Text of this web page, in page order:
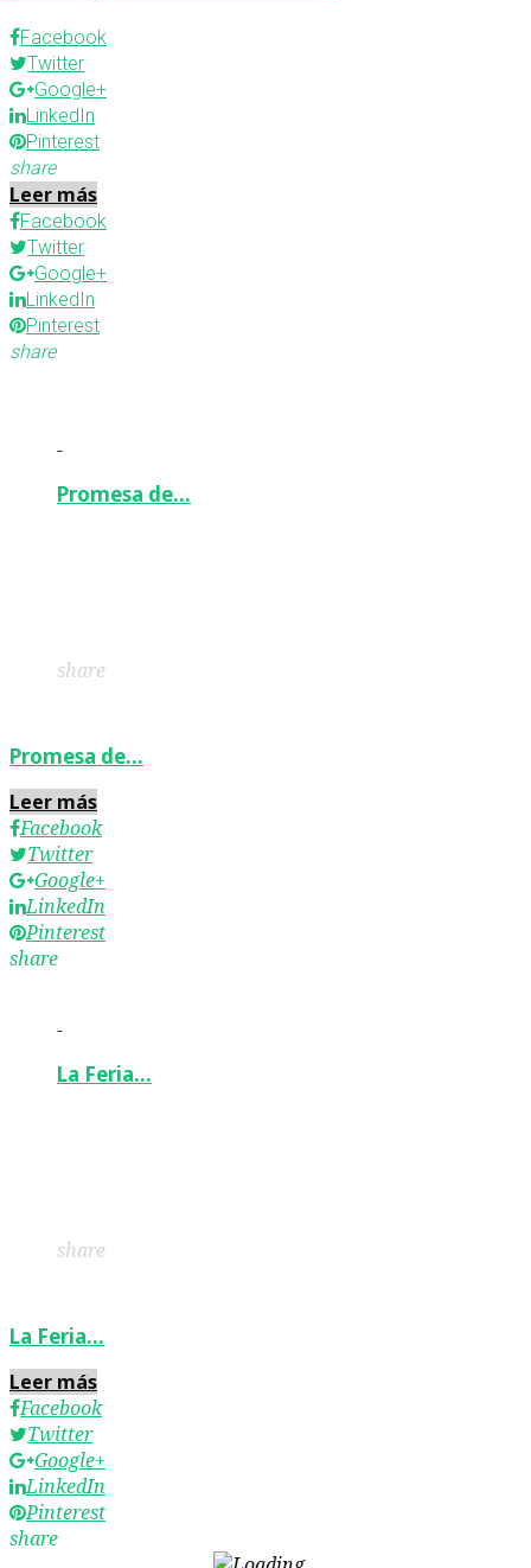
Facebook
Twitter
Google+
LinkedIn
Pinterest
share
Leer más
Facebook
Twitter
Google+
LinkedIn
Pinterest
share
-
Promesa de…
share
Promesa de…
Leer más
Facebook
Twitter
Google+
LinkedIn
Pinterest
share
-
La Feria…
share
La Feria…
Leer más
Facebook
Twitter
Google+
LinkedIn
Pinterest
share